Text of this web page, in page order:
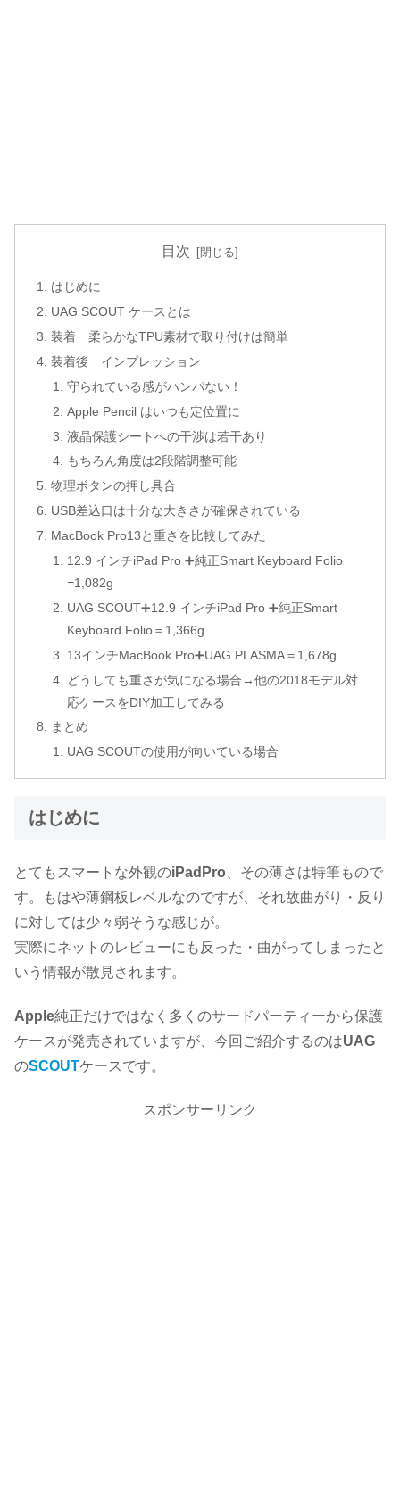
目次
はじめに
UAG SCOUT ケースとは
装着 柔らかなTPU素材で取り付けは簡単
装着後 インプレッション
守られている感がハンパない！
Apple Pencil はいつも定位置に
液晶保護シートへの干渉は若干あり
もちろん角度は2段階調整可能
物理ボタンの押し具合
USB差込口は十分な大きさが確保されている
MacBook Pro13と重さを比較してみた
12.9 インチiPad Pro ➕純正Smart Keyboard Folio
=1,082g
UAG SCOUT➕12.9 インチiPad Pro ➕純正Smart
Keyboard Folio＝1,366g
13インチMacBook Pro➕UAG PLASMA＝1,678g
どうしても重さが気になる場合→他の2018モデル対
応ケースをDIY加工してみる
まとめ
UAG SCOUTの使用が向いている場合
はじめに
とてもスマートな外観のiPadPro 、その薄さは特筆もので
す。もはや薄鋼板レベルなのですが、それ故曲がり・反り
に対しては少々弱そうな感じが。
実際にネットのレビューにも反った・曲がってしまったと
いう情報が散見されます。
Apple純正だけではなく多くのサードパーティーから保護
ケースが発売されていますが、今回ご紹介するのはUAG
のSCOUTケースです。
スポンサーリンク